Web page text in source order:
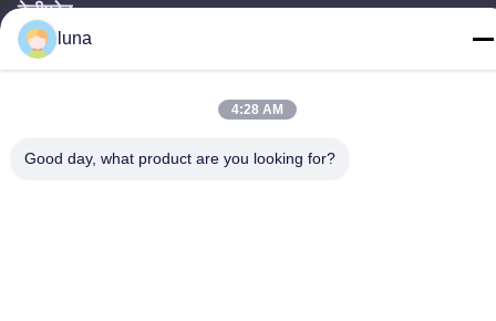
टेलीफोन
86-18902309680
चीन अच्छी गुणवत्ता बालों के ब्लीचिंग पाउडर आपूर्तिकर्ता. कॉपीराइट © -2026
luna
4:28 AM
Good day, what product are you looking for?